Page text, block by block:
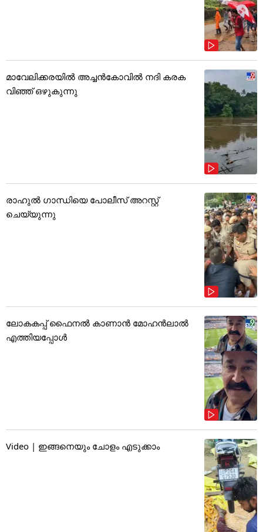
മാവേലിക്കരയിൽ അച്ചൻകോവിൽ നദി കരക
വിഞ്ഞ് ഒഴുകുന്നു
രാഹുൽ ഗാന്ധിയെ പോലീസ് അറസ്റ്റ്
ചെയ്യുന്നു
ലോകകപ്പ് ഫൈനൽ കാണാൻ മോഹൻലാൽ
എത്തിയപ്പോൾ
Video | ഇങ്ങനെയും ചോളം എടുക്കാം